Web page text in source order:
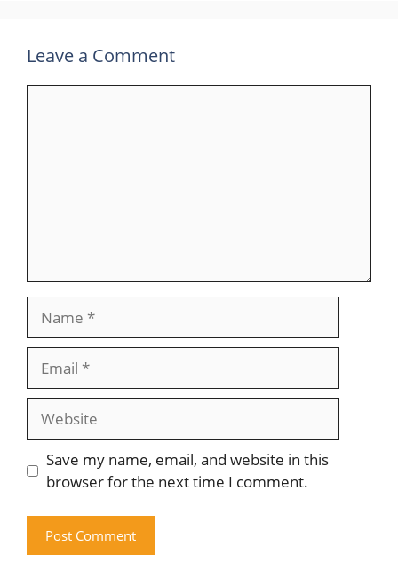
Leave a Comment
Website
Save my name, email, and website in this
browser for the next time I comment.